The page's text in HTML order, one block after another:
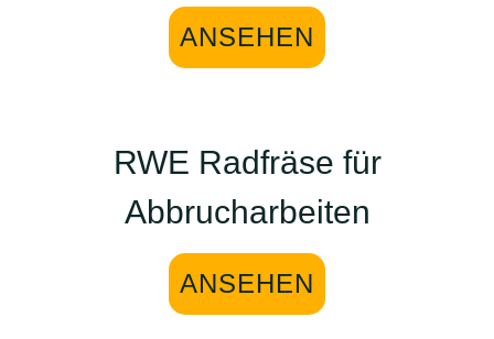
ANSEHEN
RWE Radfräse für
Abbrucharbeiten
ANSEHEN